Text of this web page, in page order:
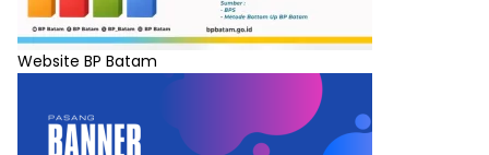
Website BP Batam